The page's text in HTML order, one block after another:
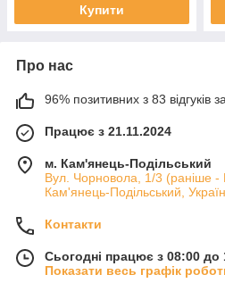
Купити
Про нас
96% позитивних з 83 відгуків
Працює з 21.11.2024
м. Кам'янець-Подільський
Вул. Чорновола, 1/3 (раніше
Кам'янець-Подільський,
Контакти
Сьогодні працює з 08:00 до
Показати весь графік